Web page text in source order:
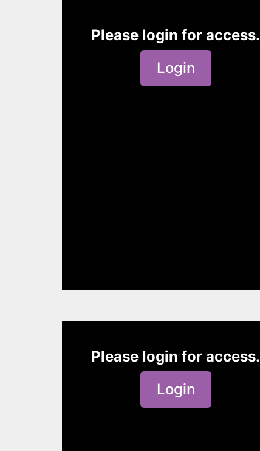
Please login for access.
Login
Please login for access.
Login